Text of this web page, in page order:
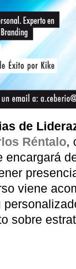
de
Réntalo,
encargará
viene
sobre